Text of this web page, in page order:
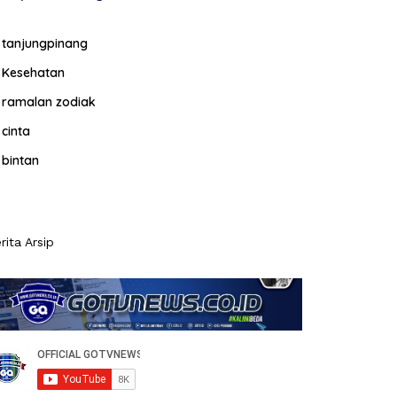
tanjungpinang
Kesehatan
ramalan zodiak
cinta
bintan
Arsip